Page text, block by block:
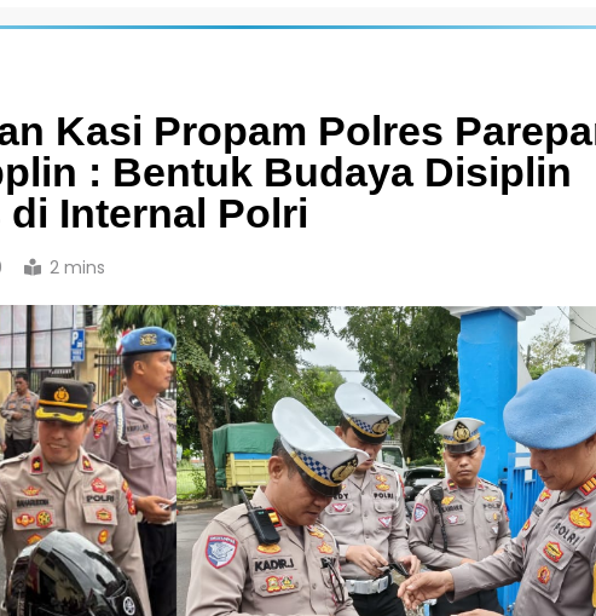
Kasi Propam Polres
: Bentuk Budaya Disiplin
Internal Polri
2 mins